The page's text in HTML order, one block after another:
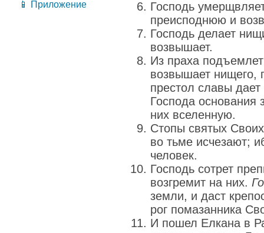
📱 Приложение
Господь
преисподнюю и
Господь делает
возвышает.
Из праха
возвышает нищего,
престол славы
Господа
них вселенную.
Стопы святых
во тьме исчезают;
человек.
Господь сотрет
возгремит на них.
земли, и даст
рог помазанника
И пошел Елкана в